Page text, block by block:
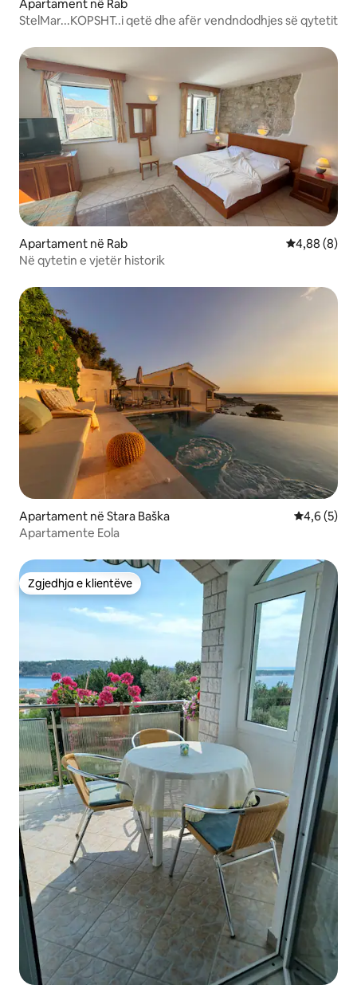
Apartament në Rab
StelMar...KOPSHT..i qetë dhe afër vendndodhjes së qytetit
Apartament në Rab Vlerësimi
4,88 (8)
Në qytetin e vjetër historik
Apartament në Stara Baška Vlerësimi
4,6 (5)
Apartamente Eola
Zgjedhja e klientëve
Zgjedhja e klientëve